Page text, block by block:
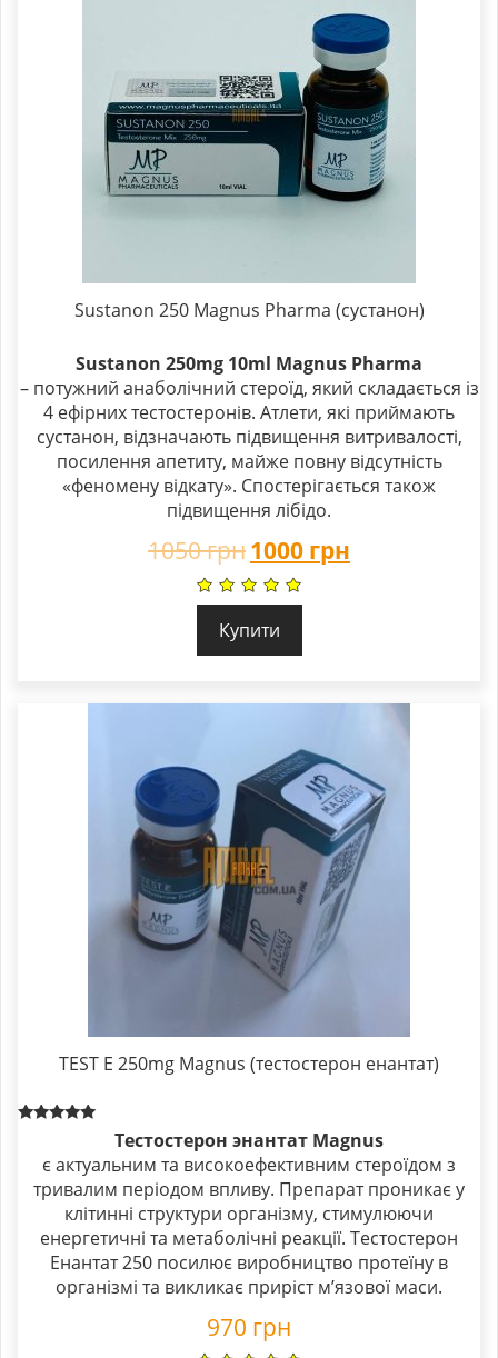
Sustanon 250 Magnus Pharma (сустанон)
Sustanon 250mg 10ml Magnus Pharma
– потужний анаболічний стероїд, який складається із
4 ефірних тестостеронів. Атлети, які приймають
сустанон, відзначають підвищення витривалості,
посилення апетиту, майже повну відсутність
«феномену відкату». Спостерігається також
підвищення лібідо.
1050грн1000 грн
Купити
TEST E 250mg Magnus (тестостерон енантат)
out of 5
Тестостерон энантат Magnus
є актуальним та високоефективним стероїдом з
тривалим періодом впливу. Препарат проникає у
клітинні структури організму, стимулюючи
енергетичні та метаболічні реакції. Тестостерон
Енантат 250 посилює виробництво протеїну в
організмі та викликає приріст м’язової маси.
970 грн